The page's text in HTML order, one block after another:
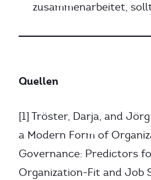
zusammenarbeitet,
Quellen
[1] Tröster, Darja, and
a Modern Form of
Governance: Predictors
Organization-Fit and Job